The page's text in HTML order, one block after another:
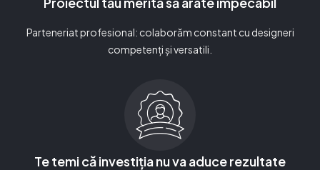
Parteneriat profesional: colaborăm constant cu designeri
competenți și versatili.
Te temi că investiția nu va aduce rezultate